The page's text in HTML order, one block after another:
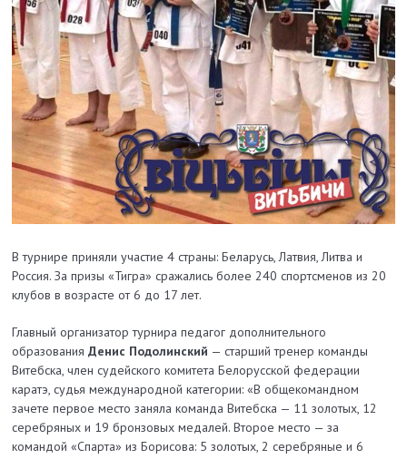
В турнире приняли участие 4 страны: Беларусь, Латвия, Литва и
Россия. За призы «Тигра» сражались более 240 спортсменов из 20
клубов в возрасте от 6 до 17 лет.
Главный организатор турнира педагог дополнительного
образованияДенис Подолинский — старший тренер команды
Витебска, член судейского комитета Белорусской федерации
каратэ, судья международной категории: «В общекомандном
зачете первое место заняла команда Витебска — 11 золотых, 12
серебряных и 19 бронзовых медалей. Второе место — за
командой «Спарта» из Борисова: 5 золотых, 2 серебряные и 6